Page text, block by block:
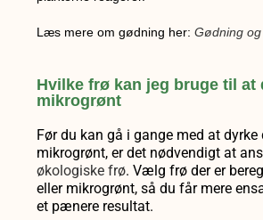
Læs mere om gødning her:Gødning
Hvilke frø kan jeg bruge til at
mikrogrønt
Før du kan gå i gange med at dyrke
mikrogrønt, er det nødvendigt at
økologiske frø. Vælg frø der er
eller mikrogrønt, så du får mere
et pænere resultat.